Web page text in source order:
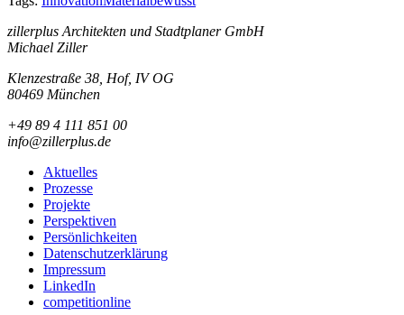
zillerplus Architekten und Stadtplaner GmbH
Michael Ziller
Klenzestraße 38, Hof, IV OG
80469 München
+49 89 4 111 851 00
info@zillerplus.de
Aktuelles
Prozesse
Projekte
Perspektiven
Persönlichkeiten
Datenschutzerklärung
Impressum
LinkedIn
competitionline